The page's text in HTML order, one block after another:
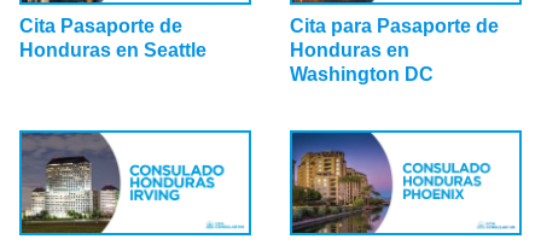
Cita Pasaporte de
Honduras en Seattle
Cita para Pasaporte de
Honduras en
Washington DC